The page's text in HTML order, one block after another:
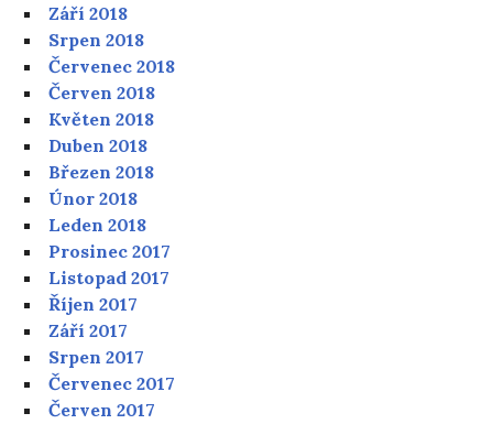
Září 2018
Srpen 2018
Červenec 2018
Červen 2018
Květen 2018
Duben 2018
Březen 2018
Únor 2018
Leden 2018
Prosinec 2017
Listopad 2017
Říjen 2017
Září 2017
Srpen 2017
Červenec 2017
Červen 2017